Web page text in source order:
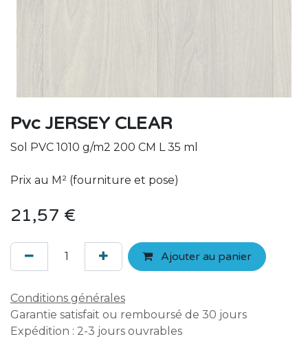
Pvc JERSEY CLEAR
Sol PVC 1010 g/m2 200 CM L 35 ml
Prix au M² (fourniture et pose)
21,57 €
Ajouter au panier
Conditions générales
Garantie satisfait ou remboursé de 30 jours
Expédition : 2-3 jours ouvrables